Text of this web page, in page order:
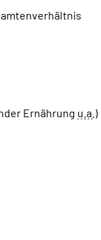
Ernährung u.a. )